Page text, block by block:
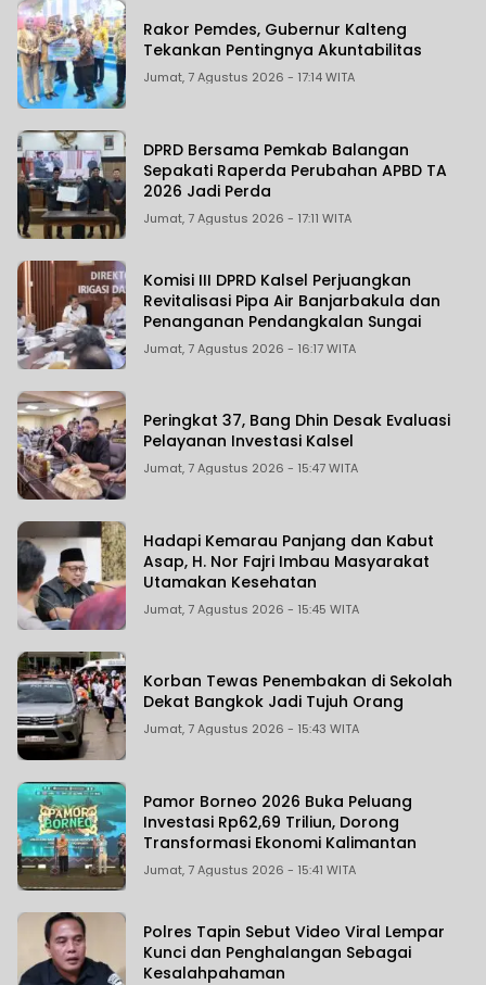
Rakor Pemdes, Gubernur Kalteng
Tekankan Pentingnya Akuntabilitas
Jumat, 7 Agustus 2026 - 17:14 WITA
DPRD Bersama Pemkab Balangan
Sepakati Raperda Perubahan APBD TA
2026 Jadi Perda
Jumat, 7 Agustus 2026 - 17:11 WITA
Komisi III DPRD Kalsel Perjuangkan
Revitalisasi Pipa Air Banjarbakula dan
Penanganan Pendangkalan Sungai
Jumat, 7 Agustus 2026 - 16:17 WITA
Peringkat 37, Bang Dhin Desak Evaluasi
Pelayanan Investasi Kalsel
Jumat, 7 Agustus 2026 - 15:47 WITA
Hadapi Kemarau Panjang dan Kabut
Asap, H. Nor Fajri Imbau Masyarakat
Utamakan Kesehatan
Jumat, 7 Agustus 2026 - 15:45 WITA
Korban Tewas Penembakan di Sekolah
Dekat Bangkok Jadi Tujuh Orang
Jumat, 7 Agustus 2026 - 15:43 WITA
Pamor Borneo 2026 Buka Peluang
Investasi Rp62,69 Triliun, Dorong
Transformasi Ekonomi Kalimantan
Jumat, 7 Agustus 2026 - 15:41 WITA
Polres Tapin Sebut Video Viral Lempar
Kunci dan Penghalangan Sebagai
Kesalahpahaman